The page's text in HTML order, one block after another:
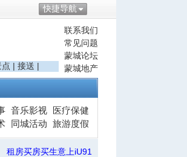
快捷导航
联系我们
常见问题
蒙城论坛
蒙城地产
| 接送 |
音乐影视
医疗保健
同城活动 旅游度假
租房买房买生意上iU91